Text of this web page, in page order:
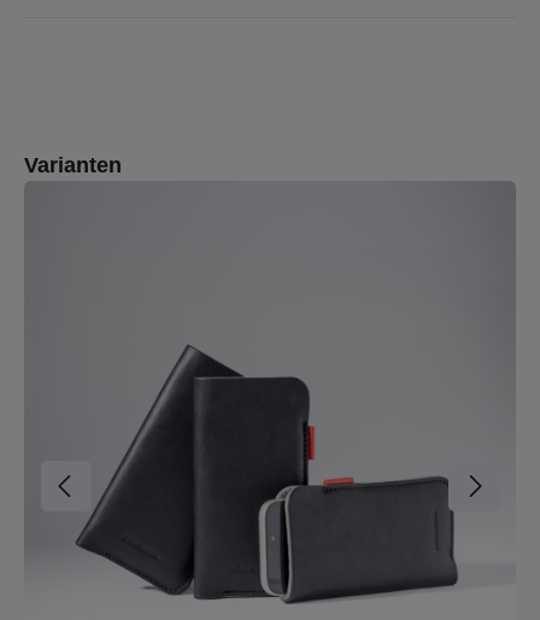
Produktgalerie überspringen
Varianten